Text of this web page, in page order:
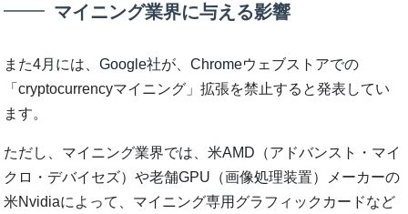
マイニング業界に与える影響
また4月には、Google社が、Chromeウェブストアでの
「cryptocurrencyマイニング」拡張を禁止すると発表してい
ます。
ただし、マイニング業界では、米AMD（アドバンスト・マイ
クロ・デバイセズ）や老舗GPU（画像処理装置）メーカーの
米Nvidiaによって、マイニング専用グラフィックカードなど